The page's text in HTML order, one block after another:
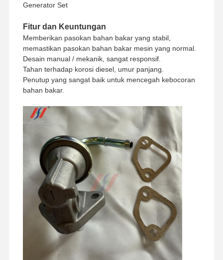
Rumah Produk
Pertunjukan
VR
Tentang
Kami
Generator Set
Fitur dan Keuntungan
Memberikan pasokan bahan bakar yang stabil,
memastikan pasokan bahan bakar mesin yang normal.
Desain manual / mekanik, sangat responsif.
Tahan terhadap korosi diesel, umur panjang.
Penutup yang sangat baik untuk mencegah kebocoran
bahan bakar.